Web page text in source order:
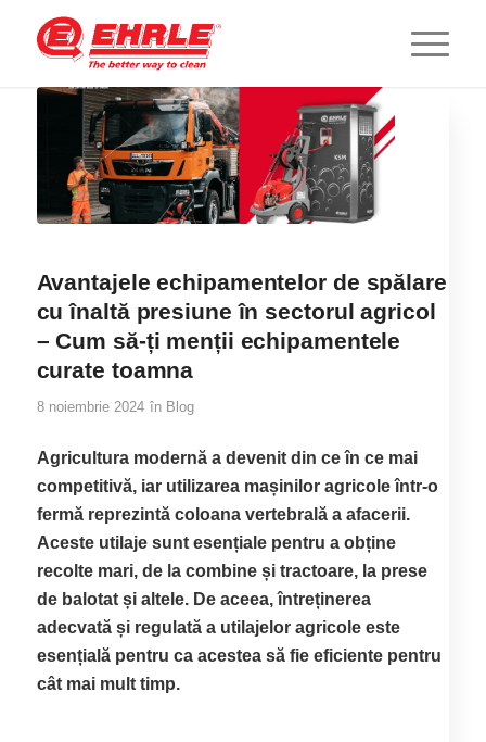
Avantajele echipamentelor de spălare
cu înaltă presiune în sectorul agricol
– Cum să-ți menții echipamentele
curate toamna
8 noiembrie 2024 în Blog
Agricultura modernă a devenit din ce în ce mai
competitivă, iar utilizarea mașinilor agricole într-o
fermă reprezintă coloana vertebrală a afacerii.
Aceste utilaje sunt esențiale pentru a obține
recolte mari, de la combine și tractoare, la prese
de balotat și altele. De aceea, întreținerea
adecvată și regulată a utilajelor agricole este
esențială pentru ca acestea să fie eficiente pentru
cât mai mult timp.